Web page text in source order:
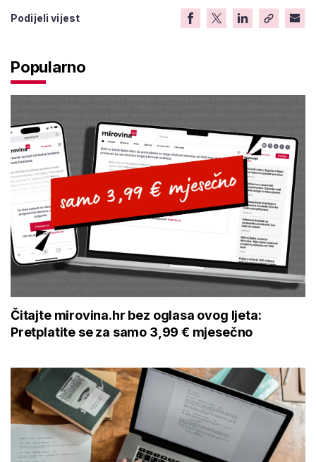
Podijeli vijest
Popularno
Čitajte mirovina.hr bez oglasa ovog ljeta:
Pretplatite se za samo 3,99 € mjesečno